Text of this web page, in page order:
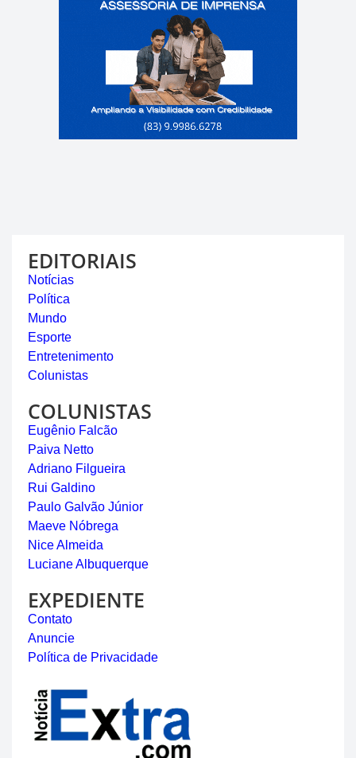
EDITORIAIS
Notícias
Política
Mundo
Esporte
Entretenimento
Colunistas
COLUNISTAS
Eugênio Falcão
Paiva Netto
Adriano Filgueira
Rui Galdino
Paulo Galvão Júnior
Maeve Nóbrega
Nice Almeida
Luciane Albuquerque
EXPEDIENTE
Contato
Anuncie
Política de Privacidade